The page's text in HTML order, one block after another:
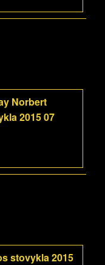
Norbert
2015 07
stovykla 2015